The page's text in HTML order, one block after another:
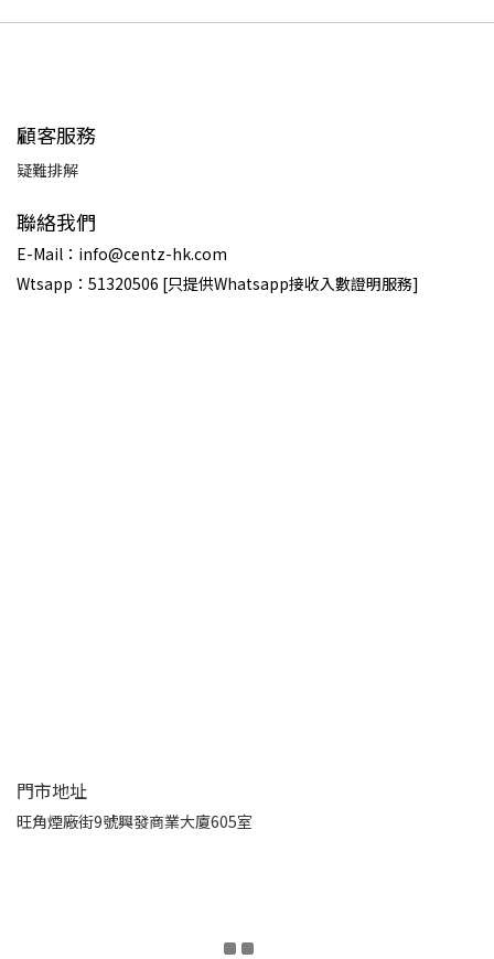
顧客服務
疑難排解
聯絡我們
E-Mail：info@centz-hk.com
Wtsapp：51320506 [只提供Whatsapp接收入數證明服務]
門市地址
旺角煙廠街9號興發商業大廈605室